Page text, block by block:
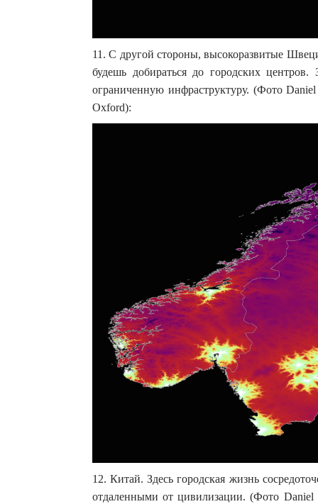
11. С другой стороны, высокоразвитые
будешь добираться до городских
ограниченную инфраструктуру. (Фото
Oxford):
12. Китай. Здесь городская жизнь
отдаленными от цивилизации. (Фото